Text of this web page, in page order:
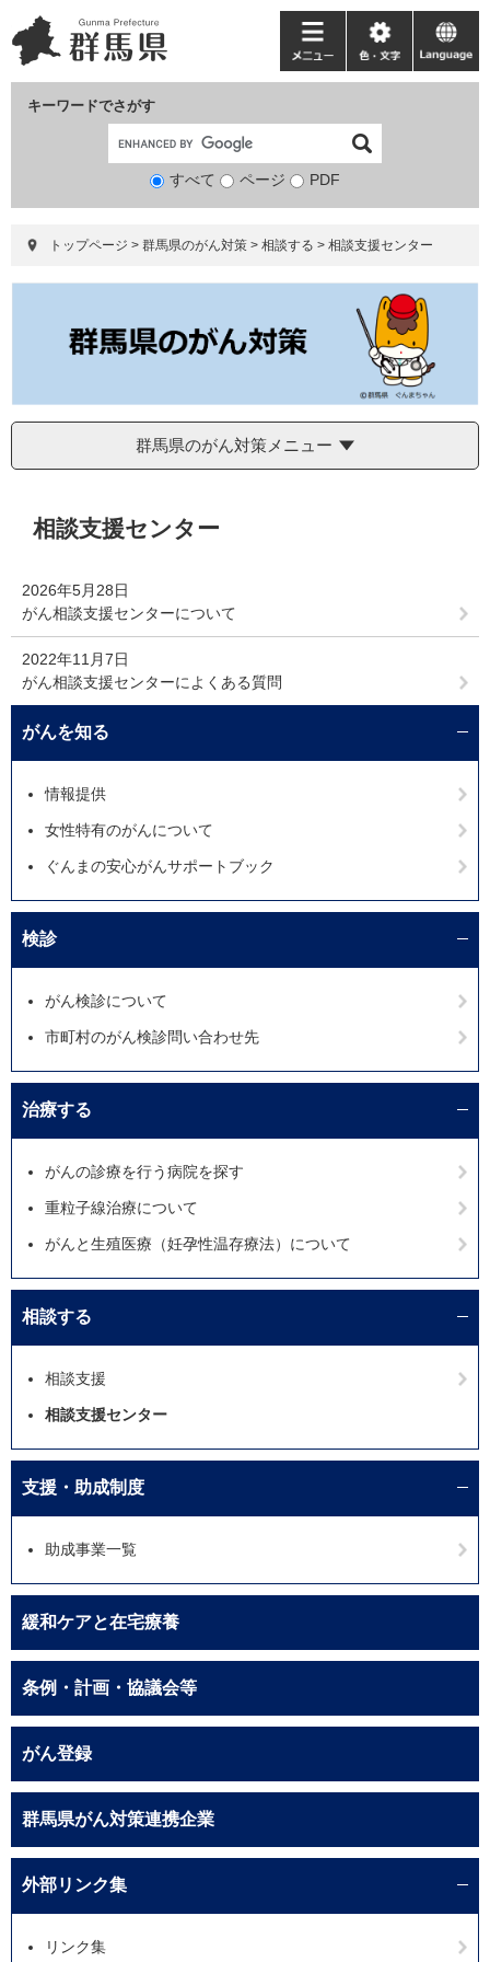
ー
ジ
ニ
ュ
て
キーワードでさがす
検
象
すべて ページ PDF
メ
ニ
ー
色・
文
language
トップページ > 群馬県のがん対策 > 相談する > 相談支援センター
群馬県のがん対策メニュー
相談支援センター
2026年5月28日
がん相談支援センターについて
2022年11月7日
がん相談支援センターによくある質問
がんを知る
情報提供
女性特有のがんについて
ぐんまの安心がんサポートブック
検診
がん検診について
市町村のがん検診問い合わせ先
治療する
がんの診療を行う病院を探す
重粒子線治療について
がんと生殖医療（妊孕性温存療法）について
相談する
相談支援
相談支援センター
支援・助成制度
助成事業一覧
緩和ケアと在宅療養
条例・計画・協議会等
がん登録
群馬県がん対策連携企業
外部リンク集
リンク集